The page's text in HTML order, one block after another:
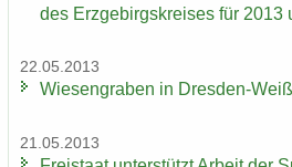
des Erz­ge­birgs­krei­ses für 2013
22.05.2013
Wie­sen­gra­ben in Dresden-​
21.05.2013